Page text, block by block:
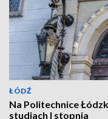
ŁÓDŹ
Na Politechnice
studiach I stopnia